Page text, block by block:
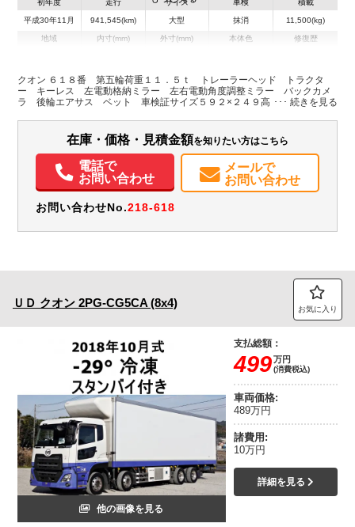
平成30年11月 941,545(km) 大型 抹消 11,500(kg)
地域 内寸(mm)
H:0
外寸(mm)
H:3,640
本体色 修復歴
装備情報
パワステ
電動格納ミラー
バックモニター
クオン ６１８番 第五輪荷重１１．５ｔ トレーラーヘッド トラクタ
ー キーレス 左電動格納ミラー 左右電動角度調整ミラー バックカメ
ラ 後輪エアサス ベット 車検証サイズ５９２×２４９高３６４
在庫・価格・見積金額を知りたい方はこちら
電話で
お問い合わせ
メールで
お問い合わせ
お問い合わせNo.218-618
ＵＤ クオン 2PG-CG5CA (8x4) お気に入り
他の画像を見る
支払総額：
499万円
(消費税込)
車両価格:
489万円
諸費用:
10万円
詳細を見る